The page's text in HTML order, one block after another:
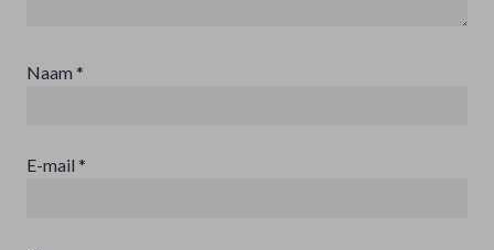
Naam *
E-mail *